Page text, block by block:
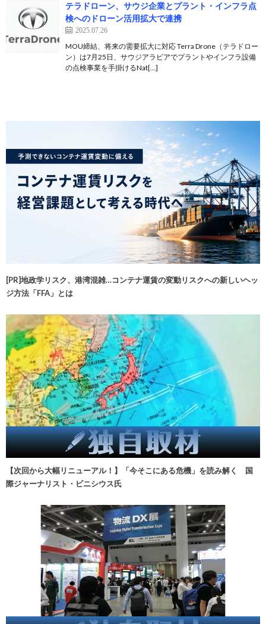
テラドローン、サウジ企業とプラント・インフラ点
検へのドローン活用拡大で連携
2025.07.26
MOU締結、将来の需要拡大に対応 Terra Drone（テラドロー
ン）は7月25日、サウジアラビアでプラントやインフラ設備
の点検事業を手掛けるNat[…]
[PR]地政学リスク、港湾混雑…コンテナ運賃の変動リスクへの新しいヘッ
ジ方法「FFA」とは
【次回から大幅リニューアル！】「今そこにある危機」を読み解く 国
際ジャーナリスト・ビニシウス氏